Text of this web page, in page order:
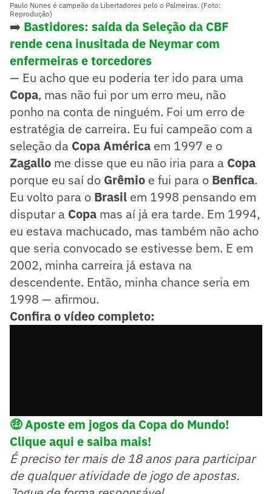
Paulo Nunes é campeão da Libertadores pelo o Palmeiras. (Foto:
Reprodução)
➡️ Bastidores: saída da Seleção da CBF
rende cena inusitada de Neymar com
enfermeiras e torcedores
— Eu acho que eu poderia ter ido para uma
Copa, mas não fui por um erro meu, não
ponho na conta de ninguém. Foi um erro de
estratégia de carreira. Eu fui campeão com a
seleção da Copa América em 1997 e o
Zagallo me disse que eu não iria para a Copa
porque eu saí do Grêmio e fui para o Benfica.
Eu volto para o Brasil em 1998 pensando em
disputar a Copa mas aí já era tarde. Em 1994,
eu estava machucado, mas também não acho
que seria convocado se estivesse bem. E em
2002, minha carreira já estava na
descendente. Então, minha chance seria em
1998 — afirmou.
Confira o vídeo completo:
🤑Aposte em jogos da Copa do Mundo!
Clique aqui e saiba mais!
É preciso ter mais de 18 anos para participar
de qualquer atividade de jogo de apostas.